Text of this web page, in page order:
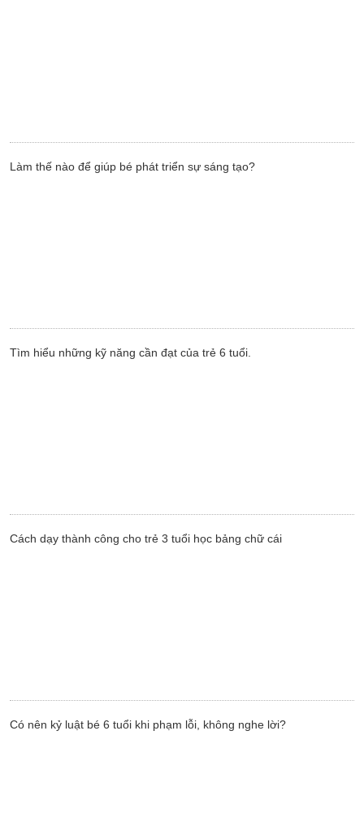
Làm thế nào để giúp bé phát triển sự sáng tạo?
Tìm hiểu những kỹ năng cần đạt của trẻ 6 tuổi.
Cách dạy thành công cho trẻ 3 tuổi học bảng chữ cái
Có nên kỷ luật bé 6 tuổi khi phạm lỗi, không nghe lời?